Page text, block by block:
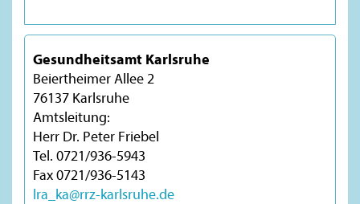
Gesundheitsamt Karlsruhe
Beiertheimer Allee 2
76137 Karlsruhe
Amtsleitung:
Herr Dr. Peter Friebel
Tel. 0721/936-5943
Fax 0721/936-5143
lra_ka@rrz-karlsruhe.de